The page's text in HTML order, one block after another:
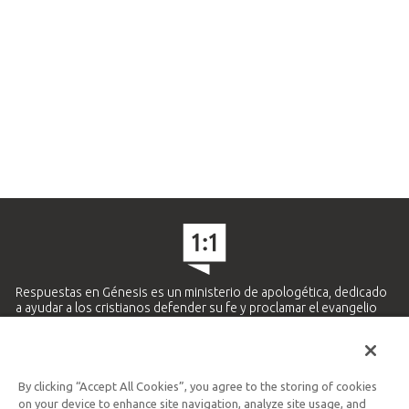
Respuestas en Génesis es un ministerio de apologética, dedicado
a ayudar a los cristianos defender su fe y proclamar el evangelio
Ministerio Hispano y Latinoamericano
By clicking “Accept All Cookies”, you agree to the storing of cookies
on your device to enhance site navigation, analyze site usage, and